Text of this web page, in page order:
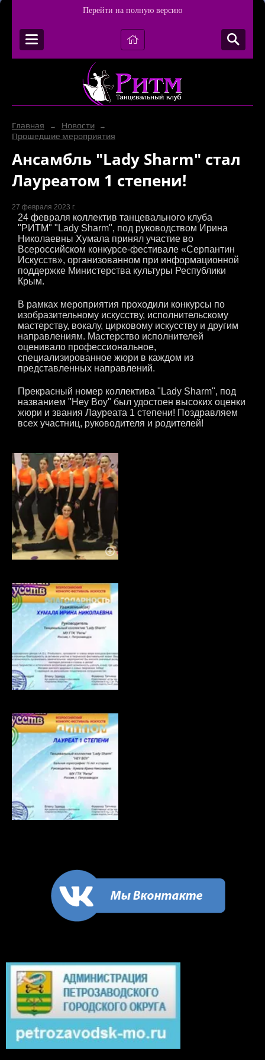
Перейти на полную версию
Главная → Новости →
Прошедшие мероприятия
Ансамбль "Lady Sharm" стал
Лауреатом 1 степени!
27 февраля 2023 г.
24 февраля коллектив танцевального клуба
"РИТМ" "Lady Sharm", под руководством Ирина
Николаевны Хумала принял участие во
Всероссийском конкурсе-фестивале «Серпантин
Искусств», организованном при информационной
поддержке Министерства культуры Республики
Крым.
В рамках мероприятия проходили конкурсы по
изобразительному искусству, исполнительскому
мастерству, вокалу, цирковому искусству и другим
направлениям. Мастерство исполнителей
оценивало профессиональное,
специализированное жюри в каждом из
представленных направлений.
Прекрасный номер коллектива "Lady Sharm", под
названием "Hey Boy" был удостоен высоких оценки
жюри и звания Лауреата 1 степени! Поздравляем
всех участниц, руководителя и родителей!